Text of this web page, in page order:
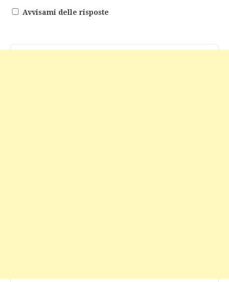
Avvisami delle risposte